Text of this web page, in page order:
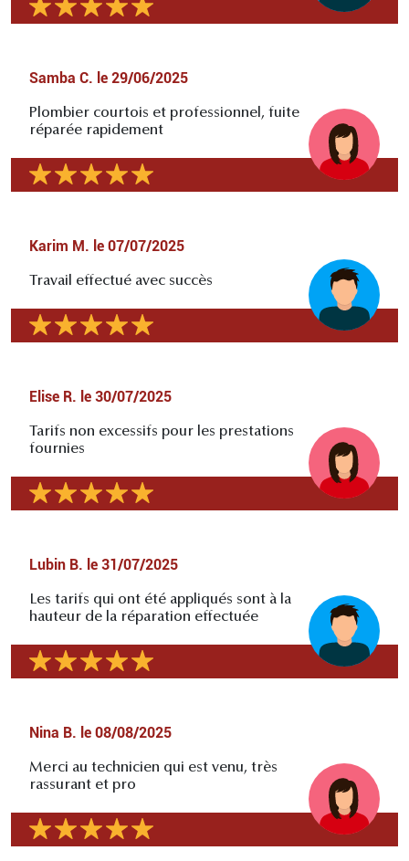
Samba C. le 29/06/2025
Plombier courtois et professionnel, fuite
réparée rapidement
Karim M. le 07/07/2025
Travail effectué avec succès
Elise R. le 30/07/2025
Tarifs non excessifs pour les prestations
fournies
Lubin B. le 31/07/2025
Les tarifs qui ont été appliqués sont à la
hauteur de la réparation effectuée
Nina B. le 08/08/2025
Merci au technicien qui est venu, très
rassurant et pro